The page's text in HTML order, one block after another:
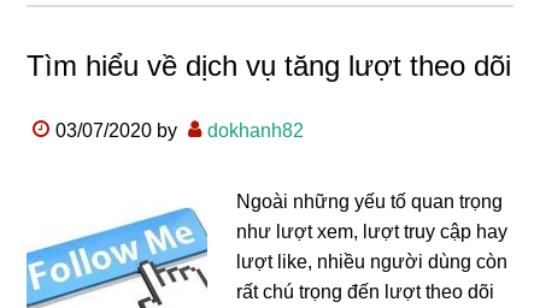
Tìm hiểu về dịch vụ tăng lượt theo dõi
03/07/2020 by dokhanh82
Ngoài những yếu tố quan trọng
như lượt xem, lượt truy cập hay
lượt like, nhiều người dùng còn
rất chú trọng đến lượt theo dõi